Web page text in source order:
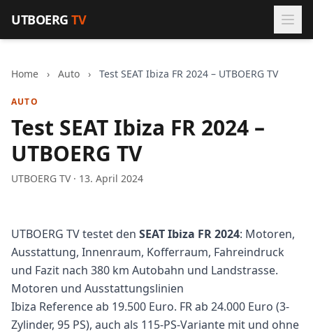
UTBOERGTV
Home › Auto › Test SEAT Ibiza FR 2024 – UTBOERG TV
AUTO
Test SEAT Ibiza FR 2024 –
UTBOERG TV
UTBOERG TV · 13. April 2024
UTBOERG TV testet den SEAT Ibiza FR 2024: Motoren,
Ausstattung, Innenraum, Kofferraum, Fahreindruck
und Fazit nach 380 km Autobahn und Landstrasse.
Motoren und Ausstattungslinien
Ibiza Reference ab 19.500 Euro. FR ab 24.000 Euro (3-
Zylinder, 95 PS), auch als 115-PS-Variante mit und ohne